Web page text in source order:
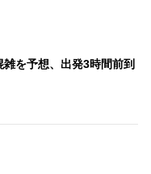
を予想、出発3時間前到